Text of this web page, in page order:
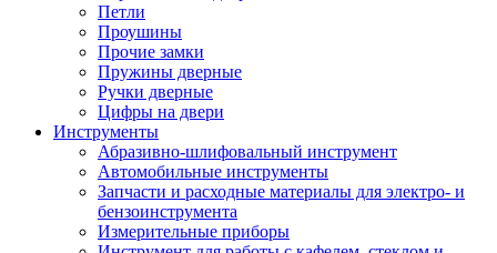
Петли
Проушины
Прочие замки
Пружины дверные
Ручки дверные
Цифры на двери
Инструменты
Абразивно-шлифовальный инструмент
Автомобильные инструменты
Запчасти и расходные материалы для электро- и
бензоинструмента
Измерительные приборы